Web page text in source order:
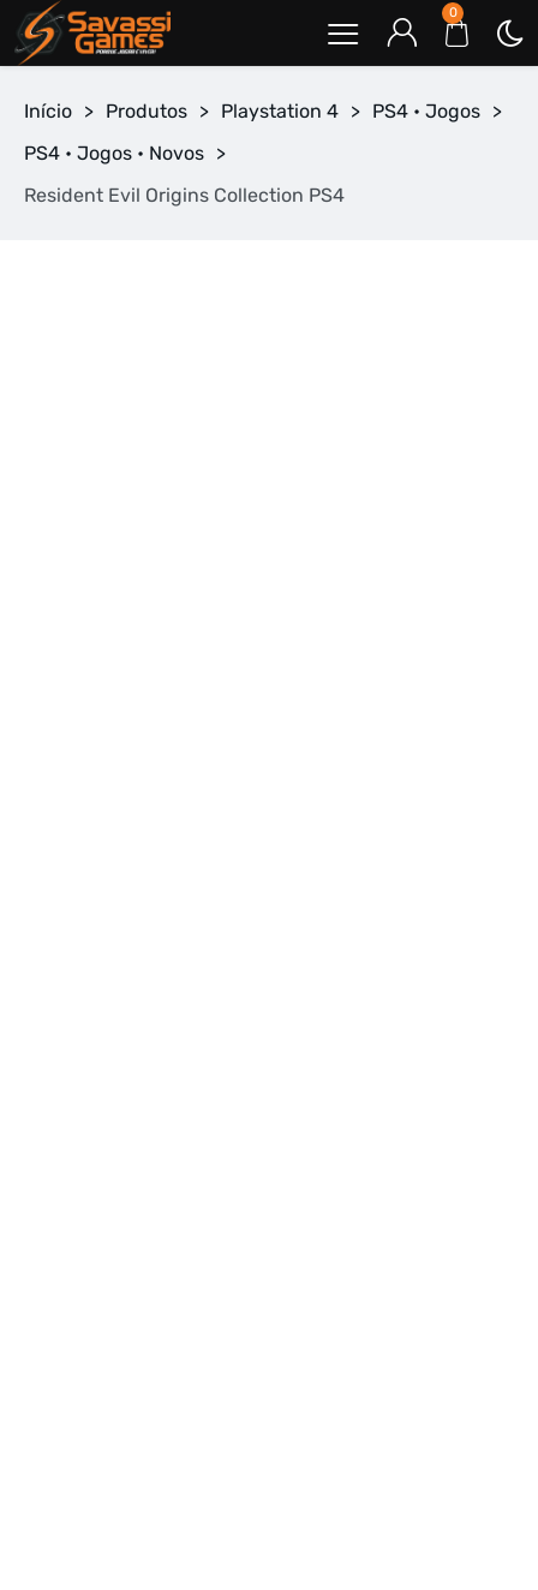
0
Início > Produtos > Playstation 4 > PS4 • Jogos >
PS4 • Jogos • Novos >
Resident Evil Origins Collection PS4